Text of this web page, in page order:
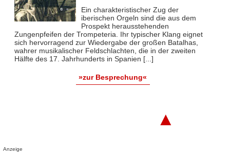
Ein charakteristischer Zug der
iberischen Orgeln sind die aus dem
Prospekt herausstehenden
Zungenpfeifen der Trompeteria. Ihr typischer Klang eignet
sich hervorragend zur Wiedergabe der großen Batalhas,
wahrer musikalischer Feldschlachten, die in der zweiten
Hälfte des 17. Jahrhunderts in Spanien [...]
»zur Besprechung«
▲
Anzeige